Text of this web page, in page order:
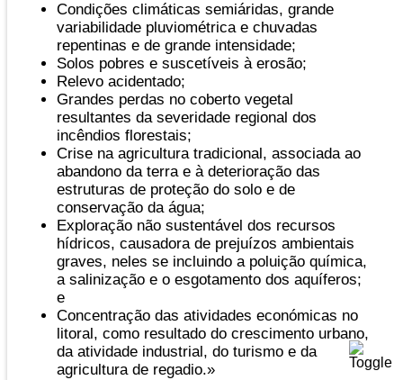
Condições climáticas semiáridas, grande
variabilidade pluviométrica e chuvadas
repentinas e de grande intensidade;
Solos pobres e suscetíveis à erosão;
Relevo acidentado;
Grandes perdas no coberto vegetal
resultantes da severidade regional dos
incêndios florestais;
Crise na agricultura tradicional, associada ao
abandono da terra e à deterioração das
estruturas de proteção do solo e de
conservação da água;
Exploração não sustentável dos recursos
hídricos, causadora de prejuízos ambientais
graves, neles se incluindo a poluição química,
a salinização e o esgotamento dos aquíferos;
e
Concentração das atividades económicas no
litoral, como resultado do crescimento urbano,
da atividade industrial, do turismo e da
agricultura de regadio.»